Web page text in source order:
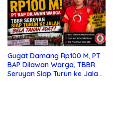
Gugat Damang Rp100 M, PT
BAP Dilawan Warga, TBBR
Seruyan Siap Turun ke Jalan